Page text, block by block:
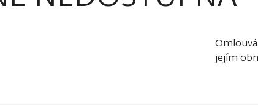
jejím